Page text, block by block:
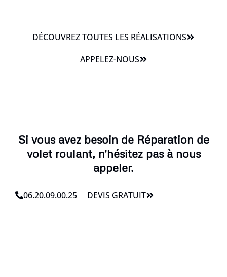
DÉCOUVREZ TOUTES LES RÉALISATIONS
APPELEZ-NOUS
Si vous avez besoin de Réparation de
volet roulant, n'hésitez pas à nous
appeler.
06.20.09.00.25 DEVIS GRATUIT